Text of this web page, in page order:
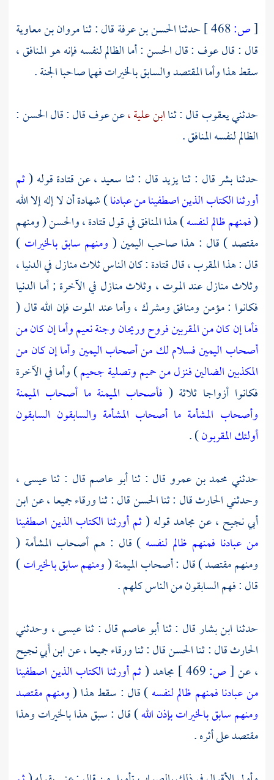
[ص: حدثناالحسن بن عرفةقال : ثنامروان بن معاوية
قال : قالعوف : قالالحسن: أما الظالم لنفسه فإنه هو المنافق ،
سقط هذا وأما المقتصد والسابق بالخيرات فهما صاحبا الجنة .
حدثنييعقوبقال : ثناابن علية ،عنعوفقال : قالالحسن:
الظالم لنفسه المنافق .
حدثنابشرقال : ثنايزيدقال : ثنا سعيد ،عنقتادةقوله (ثم
أورثنا الكتاب الذين اصطفينا من عبادنا) شهادة أن لا إله إلا الله
(فمنهم ظالم لنفسه) هذا المنافق في قولقتادة ،والحسن( ومنهم
مقتصد ) قال : هذا صاحب اليمين ( ومنهم سابق بالخيرات )
قال : هذا المقرب ، قالقتادة: كان الناس ثلاث منازل في الدنيا ،
وثلاث منازل عند الموت ، وثلاث منازل في الآخرة ; أما الدنيا
فكانوا : مؤمن ومنافق ومشرك ، وأما عند الموت فإن الله قال (
فأما إن كان من المقربين فروح وريحان وجنة نعيم وأما إن كان من
أصحاب اليمين فسلام لك من أصحاب اليمين وأما إن كان من
المكذبين الضالين فنزل من حميم وتصلية جحيم) وأما في الآخرة
فكانوا أزواجا ثلاثة ( فأصحاب الميمنة ما أصحاب الميمنة
وأصحاب المشأمة ما أصحاب المشأمة والسابقون السابقون
أولئك المقربون) .
حدثني محمد بن عمرو قال : ثناأبو عاصم قال : ثناعيسى ،
وحدثنيالحارثقال : ثناالحسنقال : ثناورقاءجميعا ، عنابن
أبي نجيح ،عنمجاهدقوله (ثم أورثنا الكتاب الذين اصطفينا
من عبادنا فمنهم ظالم لنفسه ) قال : هم أصحاب المشأمة (
ومنهم مقتصد ) قال : أصحاب الميمنة (ومنهم سابق بالخيرات)
قال : فهم السابقون من الناس كلهم .
حدثنا ابن بشارقال : ثناأبو عاصم قال : ثناعيسى ، وحدثني
الحارثقال : ثناالحسنقال : ثناورقاءجميعا ، عنابن أبي نجيح
،عن[ص: مجاهد(ثم أورثنا الكتاب الذين اصطفينا
من عبادنا فمنهم ظالم لنفسه) قال : سقط هذا (ومنهم مقتصد
ومنهم سابق بالخيرات بإذن الله) قال : سبق هذا بالخيرات وهذا
مقتصد على أثره .